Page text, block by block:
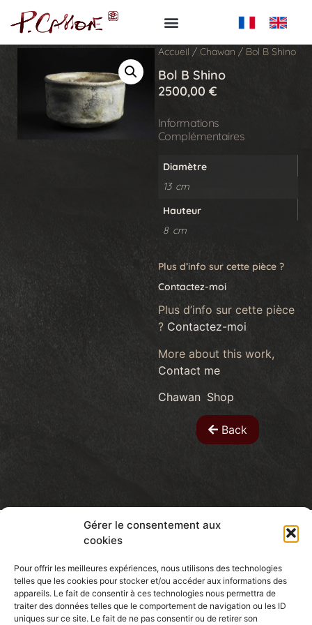
Gérer le consentement aux
cookies
Pour offrir les meilleures expériences, nous utilisons des technologies
telles que les cookies pour stocker et/ou accéder aux informations des
appareils. Le fait de consentir à ces technologies nous permettra de
traiter des données telles que le comportement de navigation ou les ID
uniques sur ce site. Le fait de ne pas consentir ou de retirer son
Accueil / Chawan / Bol B Shino
Bol B Shino
2500,00 €
Informations
Complémentaires
Diamètre
13 cm
Hauteur
8 cm
Plus d’info sur cette pièce ?
Contactez-moi
Plus d’info sur cette pièce
? Contactez-moi
More about this work,
Contact me
Chawan, Shop
Back
Patcassone
CERAMIC ARTIST